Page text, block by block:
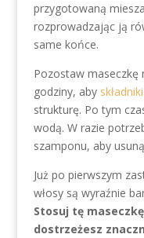
przygotowaną
rozprowadzając ją
same końce.
Pozostaw maseczkę
godziny, aby
strukturę. Po tym
wodą. W razie
szamponu, aby
Już po pierwszym
włosy są wyraźnie
Stosuj tę
dostrzeżesz